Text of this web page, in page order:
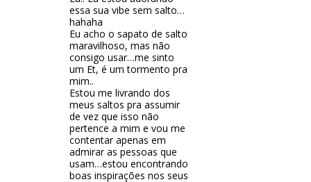
essa sua vibe sem salto…
hahaha
Eu acho o sapato de salto
maravilhoso, mas não
consigo usar…me sinto
um Et, é um tormento pra
mim..
Estou me livrando dos
meus saltos pra assumir
de vez que isso não
pertence a mim e vou me
contentar apenas em
admirar as pessoas que
usam…estou encontrando
boas inspirações nos seus